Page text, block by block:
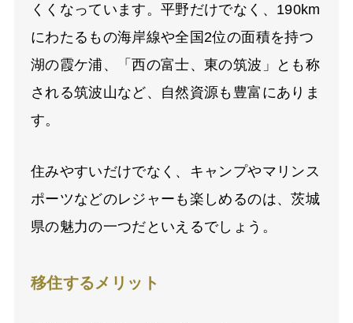
くくなっています。平野だけでなく、190km
にわたるもの海岸線や全国2位の面積を持つ
湖の霞ケ浦、「西の富士、東の筑波」とも称
される筑波山など、自然資源も豊富にありま
す。
住みやすいだけでなく、キャンプやマリンス
ポーツなどのレジャーも楽しめるのは、茨城
県の魅力の一つだといえるでしょう。
移住するメリット